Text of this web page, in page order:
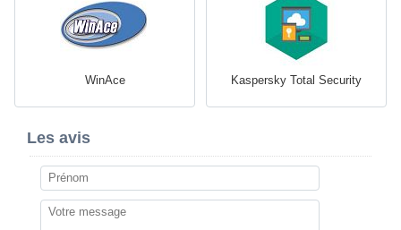
WinAce Kaspersky Total Security
Les avis